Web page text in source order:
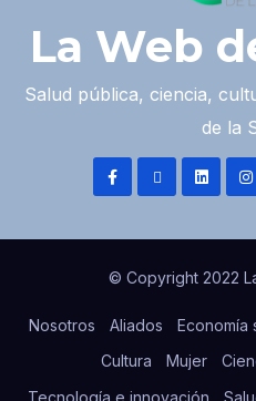
La Web
Salud pública, ciencia,
de la
© Copyright 2022
Nosotros Aliados Economía
Cultura
Mujer